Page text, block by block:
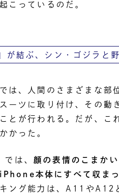
こっているのだ。
が結ぶ、シン・ゴジラと
は、人間のさまざまな部
ーツに取り付け、その動
とが行われる。だが、こ
かった。
は、 顔の表情のこまか
本体にすべて収ま
ング能力は、A11やA12